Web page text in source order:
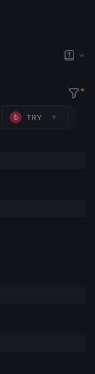
TRY